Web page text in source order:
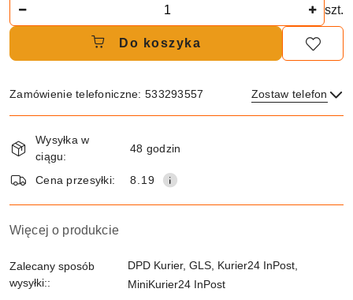
szt.
Do koszyka
Zamówienie telefoniczne: 533293557 Zostaw telefon
i
dostawa
Wysyłka w
ciągu:
48 godzin
Cena przesyłki: 8.19
Więcej o produkcie
Zalecany sposób
wysyłki::
DPD Kurier, GLS, Kurier24 InPost,
MiniKurier24 InPost